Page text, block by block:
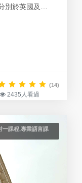
於英國及愛
外語教學資格
時BSC也是
UK)和語言
(14)
2435人看過
一課程,專業語言課